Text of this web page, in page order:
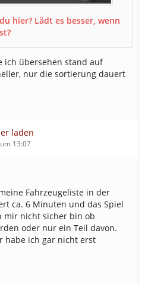
hier? Lädt es besser, wenn
ich übersehen stand auf
nur die sortierung dauert
laden
13:07
Fahrzeugeliste in der
ca. 6 Minuten und das Spiel
mir nicht sicher bin ob
oder nur ein Teil davon.
habe ich gar nicht erst